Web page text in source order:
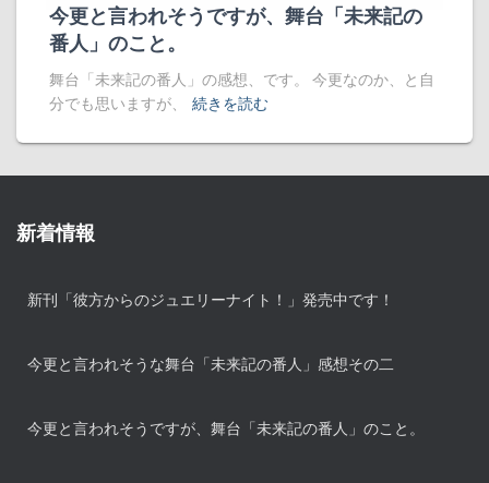
今更と言われそうですが、舞台「未来記の
番人」のこと。
舞台「未来記の番人」の感想、です。 今更なのか、と自
分でも思いますが、
続きを読む
新着情報
新刊「彼方からのジュエリーナイト！」発売中です！
今更と言われそうな舞台「未来記の番人」感想その二
今更と言われそうですが、舞台「未来記の番人」のこと。